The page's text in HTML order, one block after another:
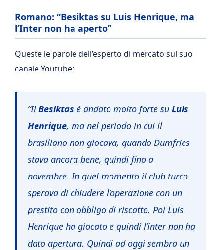
Romano: “Besiktas su Luis Henrique, ma
l’Inter non ha aperto”
Queste le parole dell’esperto di mercato sul suo
canale Youtube:
“Il Besiktas é andato molto forte su Luis
Henrique, ma nel periodo in cui il
brasiliano non giocava, quando Dumfries
stava ancora bene, quindi fino a
novembre. In quel momento il club turco
sperava di chiudere l’operazione con un
prestito con obbligo di riscatto. Poi Luis
Henrique ha giocato e quindi l’inter non ha
dato apertura. Quindi ad oggi sembra un